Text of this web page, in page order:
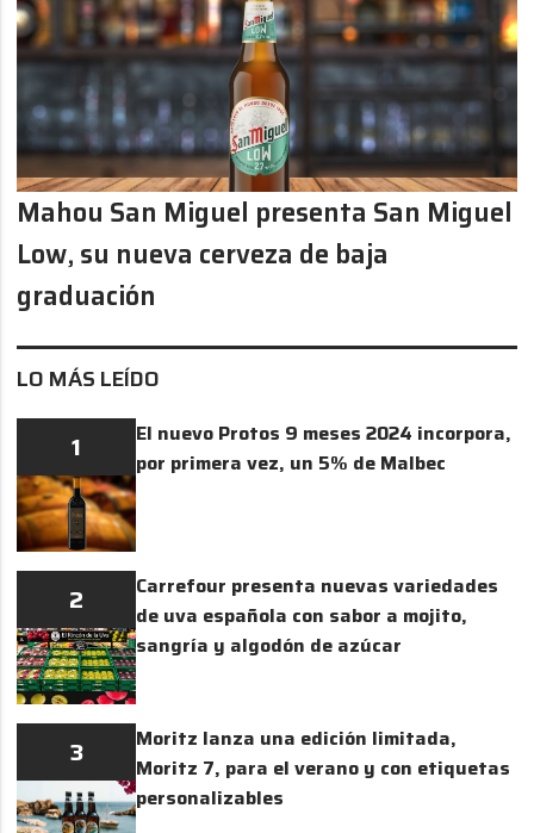
LO MÁS LEÍDO
1
El nuevo Protos 9 meses 2024 incorpora,
por primera vez, un 5% de Malbec
2
Carrefour presenta nuevas variedades
de uva española con sabor a mojito,
sangría y algodón de azúcar
3
Moritz lanza una edición limitada,
Moritz 7, para el verano y con etiquetas
personalizables
Mahou San Miguel presenta San Miguel
Low, su nueva cerveza de baja
graduación